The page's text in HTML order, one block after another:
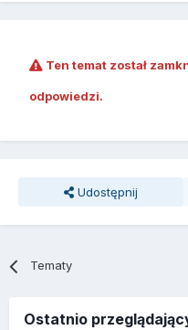
Ten temat został
odpowiedzi.
Udostępnij
Tematy
Ostatnio